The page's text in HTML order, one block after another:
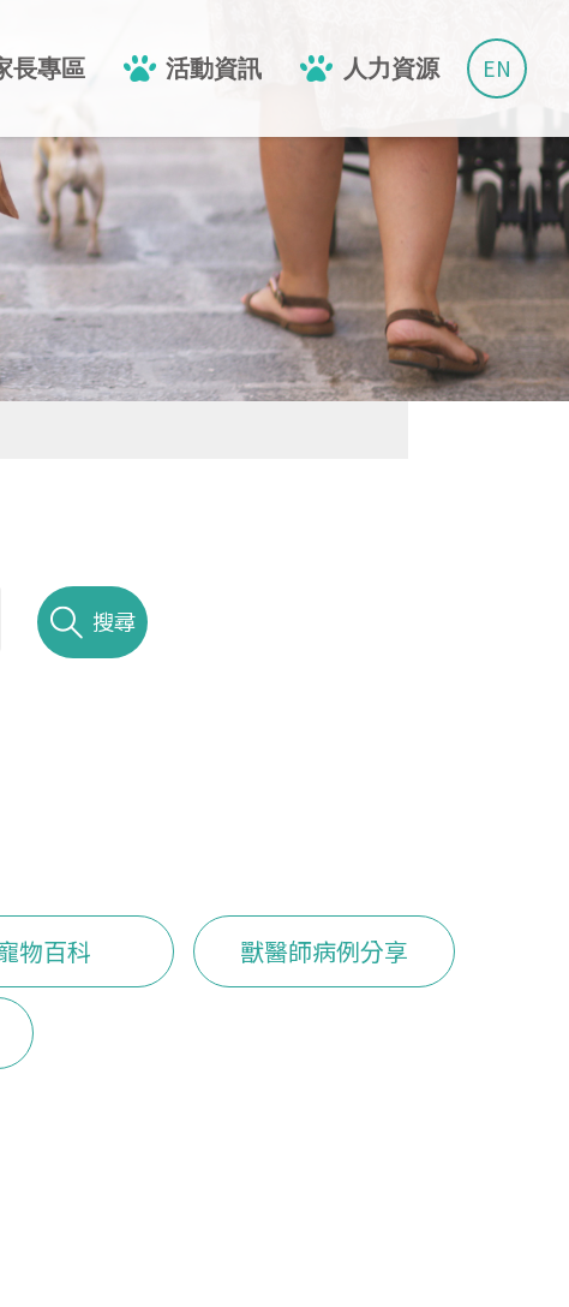
長專區 活動資訊 人力資源 EN
搜尋
物百科 獸醫師病例分享